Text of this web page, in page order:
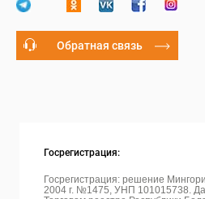
Обратная связь
Госрегистрация:
Госрегистрация: решение
2004 г. №1475, УНП 101015738.